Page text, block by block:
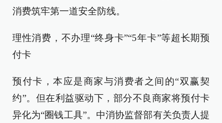
消费筑牢第一道安全防线。
理性消费，不办理“终身卡”“5年卡”等超长期预
付卡
预付卡，本应是商家与消费者之间的“双赢契
约”。但在利益驱动下，部分不良商家将预付卡
异化为“圈钱工具”。中消协监督部有关负责人提